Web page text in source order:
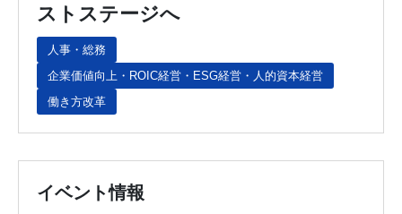
ストステージへ
人事・総務
企業価値向上・ROIC経営・ESG経営・人的資本経営
働き方改革
イベント情報